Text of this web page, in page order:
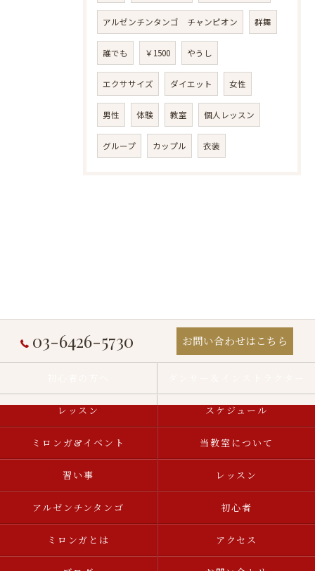
アルゼンチンタンゴ チャンピオン 群舞
誰でも ￥1500 やうし
エクササイズ ダイエット 女性
男性 体験 教室 個人レッスン
グループ カップル 衣装
03-6426-5730 お問い合わせはこちら
レッスン スケジュール
ミロンガ&イベント 当教室について
習い事 レッスン
アルゼンチンタンゴ 初心者
ミロンガとは アクセス